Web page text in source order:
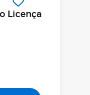
Licença